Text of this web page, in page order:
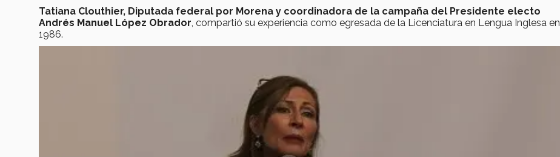
Tatiana Clouthier, Diputada federal por Morena y coordinadora de la campaña del Presidente electo
Andrés Manuel López Obrador, compartió su experiencia como egresada de la Licenciatura en Lengua Inglesa en
1986.